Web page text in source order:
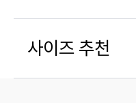
사이즈 추천